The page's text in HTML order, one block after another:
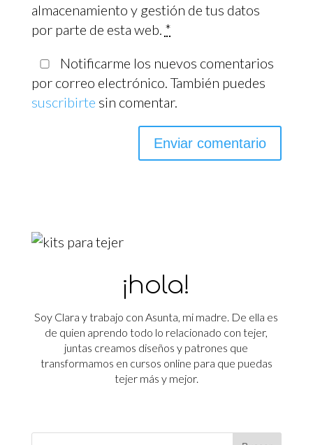
almacenamiento y gestión de tus datos
por parte de esta web. *
Notificarme los nuevos comentarios
por correo electrónico. También puedes
suscribirte sin comentar.
¡hola!
Soy Clara y trabajo con Asunta, mi madre. De ella es
de quien aprendo todo lo relacionado con tejer,
juntas creamos diseños y patrones que
transformamos en cursos online para que puedas
tejer más y mejor.